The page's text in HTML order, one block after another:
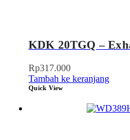
KDK 20TGQ –
Rp317.000
Tambah ke keranjang
Quick View